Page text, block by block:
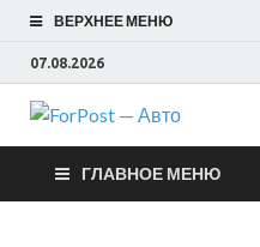
ВЕРХНЕЕ МЕНЮ
07.08.2026
ГЛАВНОЕ МЕНЮ